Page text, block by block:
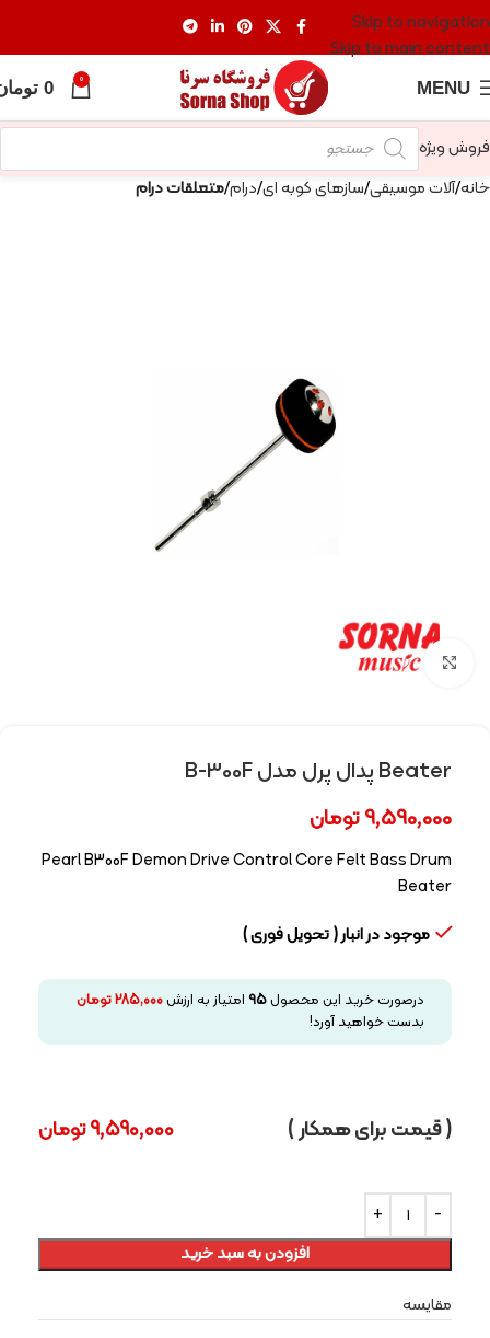
Skip to navigation
Skip to main content
MENU
0
0
فروش ویژه
خانه آلات موسیقی سازهای کوبه ای درام متعلقات درام
Click to enlarge
Beater پدال پرل مدل B-300F
9,590,000تومان
Pearl B300F Demon Drive Control Core Felt Bass Drum
Beater
موجود در انبار ( تحویل فوری )
درصورت خرید این محصول95 امتیاز به ارزش285,000تومان
بدست خواهید آورد!
( قیمت برای همکار ) 9,590,000تومان
افزودن به سبد خرید
مقایسه